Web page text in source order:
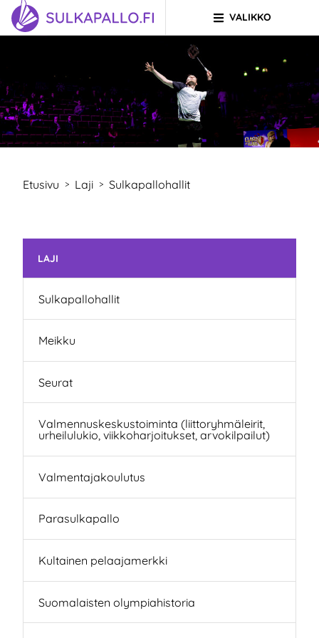
Siirry sivun sisältöön
SIIRRY ETUSIVULLE
VALIKKO
Etusivu > Laji > Sulkapallohallit
Ohita valikko
LAJI
Sulkapallohallit
Meikku
Seurat
Valmennuskeskustoiminta (liittoryhmäleirit,
urheilulukio, viikkoharjoitukset, arvokilpailut)
Valmentajakoulutus
Parasulkapallo
Kultainen pelaajamerkki
Suomalaisten olympiahistoria